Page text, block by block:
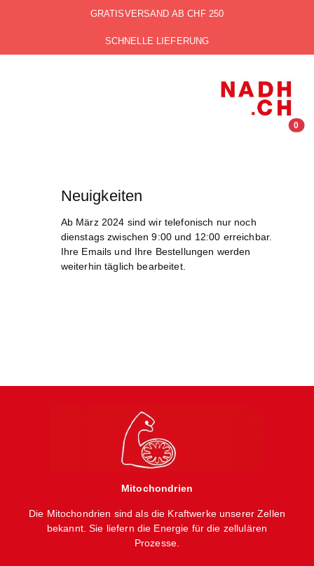
GRATISVERSAND AB CHF 250
SCHNELLE LIEFERUNG
0
Neuigkeiten
Ab März 2024 sind wir telefonisch nur noch
dienstags zwischen 9:00 und 12:00 erreichbar.
Ihre Emails und Ihre Bestellungen werden
weiterhin täglich bearbeitet.
Mitochondrien
Die Mitochondrien sind als die Kraftwerke unserer Zellen
bekannt. Sie liefern die Energie für die zellulären
Prozesse.